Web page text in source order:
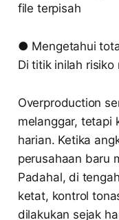
file terpisah
● Mengetahui
Di titik inilah risiko
Overproduction
melanggar, tetapi
harian. Ketika
perusahaan baru
Padahal, di
ketat, kontrol
dilakukan sejak